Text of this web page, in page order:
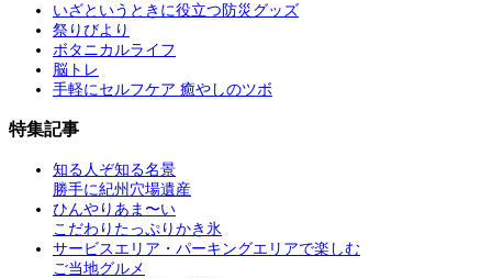
いざというときに役立つ防災グッズ
祭りびより
ボタニカルライフ
脳トレ
手軽にセルフケア 癒やしのツボ
特集記事
知る人ぞ知る名景
勝手に紀州穴場遺産
ひんやりあま〜い
こだわりたっぷりかき氷
サービスエリア・パーキングエリアで楽しむ
ご当地グルメ